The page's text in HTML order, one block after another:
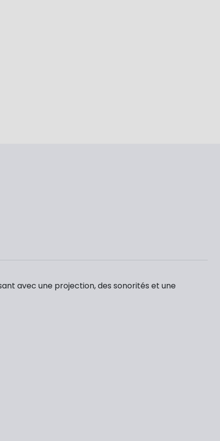
avec une projection, des sonorités et une